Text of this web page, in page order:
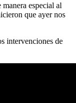
especial al
que ayer nos
intervenciones de